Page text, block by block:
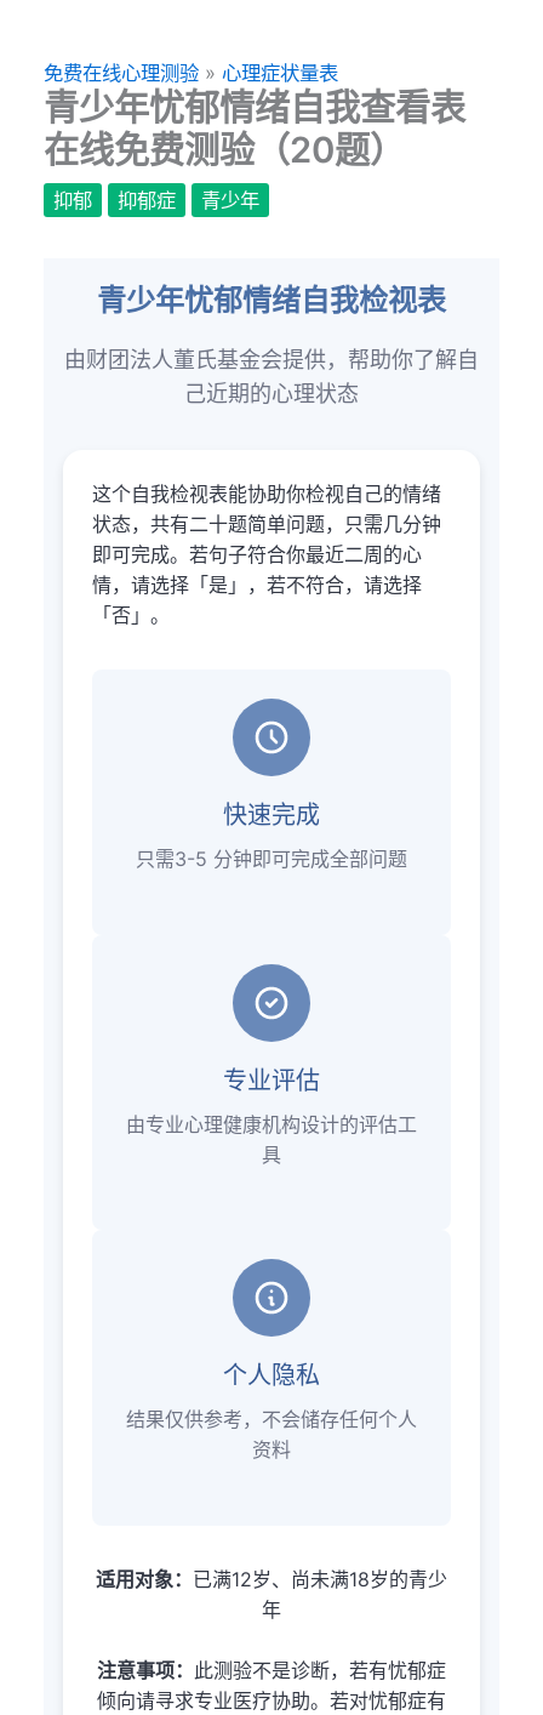
免费在线心理测验 »心理症状量表
青少年忧郁情绪自我查看表
在线免费测验（20题）
抑郁 抑郁症 青少年
青少年忧郁情绪自我检视表
由财团法人董氏基金会提供，帮助你了解自
己近期的心理状态
这个自我检视表能协助你检视自己的情绪
状态，共有二十题简单问题，只需几分钟
即可完成。若句子符合你最近二周的心
情，请选择「是」，若不符合，请选择
「否」。
快速完成
只需3-5 分钟即可完成全部问题
专业评估
由专业心理健康机构设计的评估工
具
个人隐私
结果仅供参考，不会储存任何个人
资料
适用对象： 已满12岁、尚未满18岁的青少
年
注意事项： 此测验不是诊断，若有忧郁症
倾向请寻求专业医疗协助。若对忧郁症有